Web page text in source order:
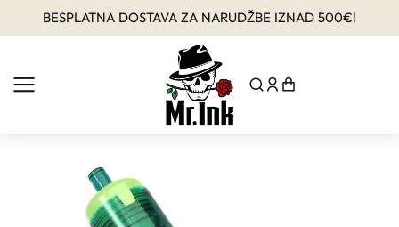
BESPLATNA DOSTAVA ZA NARUDŽBE IZNAD 500€!